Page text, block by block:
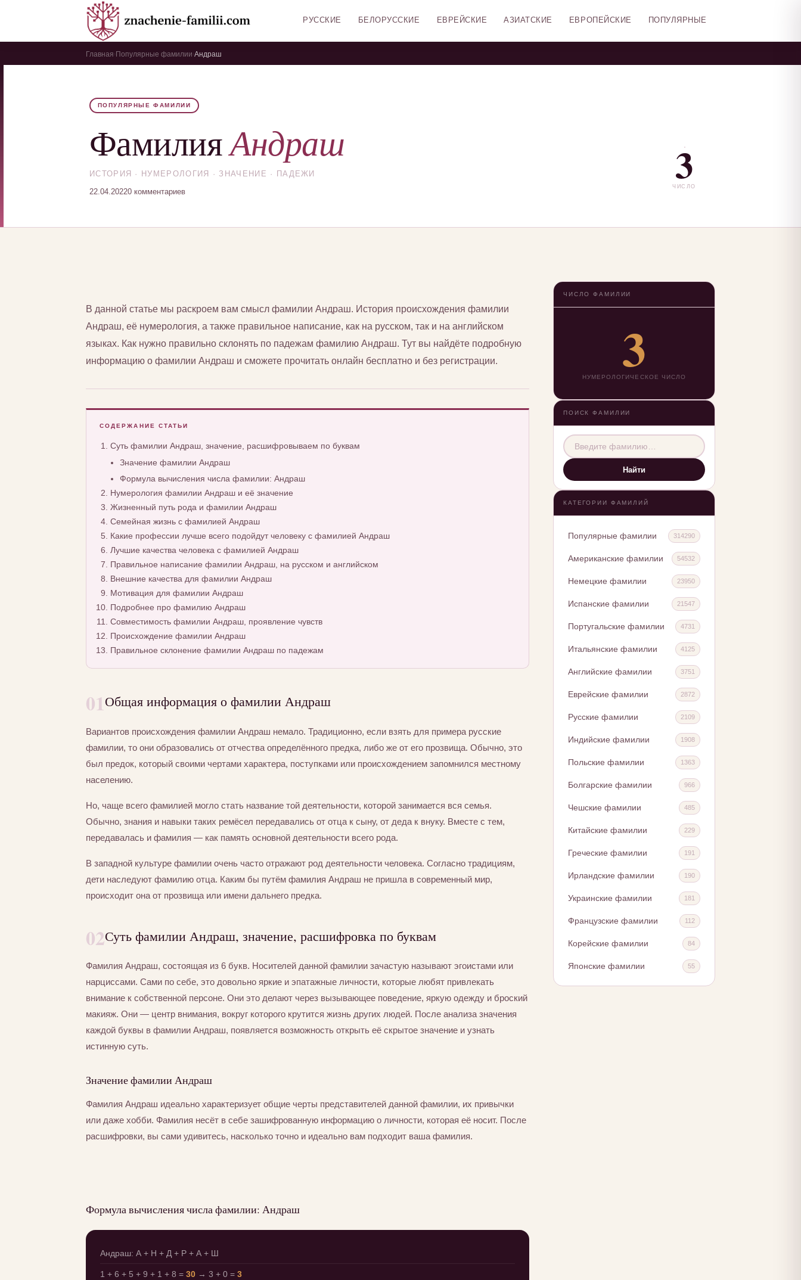
РУССКИЕ БЕЛОРУССКИЕ ЕВРЕЙСКИЕ АЗИАТСКИЕ ЕВРОПЕЙСКИЕ ПОПУЛЯРНЫЕ
Главная Популярные фамилии Андраш
ПОПУЛЯРНЫЕ ФАМИЛИИ
ФамилияАндраш
ИСТОРИЯ · НУМЕРОЛОГИЯ · ЗНАЧЕНИЕ · ПАДЕЖИ
22.04.20220 комментариев
3
ЧИСЛО
В данной статье мы раскроем вам смысл фамилии Андраш. История происхождения фамилии
Андраш, её нумерология, а также правильное написание, как на русском, так и на английском
языках. Как нужно правильно склонять по падежам фамилию Андраш. Тут вы найдёте подробную
информацию о фамилии Андраш и сможете прочитать онлайн бесплатно и без регистрации.
СОДЕРЖАНИЕ СТАТЬИ
Суть фамилии Андраш, значение, расшифровываем по буквам
Значение фамилии Андраш
Формула вычисления числа фамилии: Андраш
Нумерология фамилии Андраш и её значение
Жизненный путь рода и фамилии Андраш
Семейная жизнь с фамилией Андраш
Какие профессии лучше всего подойдут человеку с фамилией Андраш
Лучшие качества человека с фамилией Андраш
Правильное написание фамилии Андраш, на русском и английском
Внешние качества для фамилии Андраш
Мотивация для фамилии Андраш
Подробнее про фамилию Андраш
Совместимость фамилии Андраш, проявление чувств
Происхождение фамилии Андраш
Правильное склонение фамилии Андраш по падежам
01Общая информация о фамилии Андраш
Вариантов происхождения фамилии Андраш немало. Традиционно, если взять для примера русские
фамилии, то они образовались от отчества определённого предка, либо же от его прозвища. Обычно, это
был предок, который своими чертами характера, поступками или происхождением запомнился местному
населению.
Но, чаще всего фамилией могло стать название той деятельности, которой занимается вся семья.
Обычно, знания и навыки таких ремёсел передавались от отца к сыну, от деда к внуку. Вместе с тем,
передавалась и фамилия — как память основной деятельности всего рода.
В западной культуре фамилии очень часто отражают род деятельности человека. Согласно традициям,
дети наследуют фамилию отца. Каким бы путём фамилия Андраш не пришла в современный мир,
происходит она от прозвища или имени дальнего предка.
02Суть фамилии Андраш, значение, расшифровка по буквам
Фамилия Андраш, состоящая из 6 букв. Носителей данной фамилии зачастую называют эгоистами или
нарциссами. Сами по себе, это довольно яркие и эпатажные личности, которые любят привлекать
внимание к собственной персоне. Они это делают через вызывающее поведение, яркую одежду и броский
макияж. Они — центр внимания, вокруг которого крутится жизнь других людей. После анализа значения
каждой буквы в фамилии Андраш, появляется возможность открыть её скрытое значение и узнать
истинную суть.
Значение фамилии Андраш
Фамилия Андраш идеально характеризует общие черты представителей данной фамилии, их привычки
или даже хобби. Фамилия несёт в себе зашифрованную информацию о личности, которая её носит. После
расшифровки, вы сами удивитесь, насколько точно и идеально вам подходит ваша фамилия.
Формула вычисления числа фамилии: Андраш
Андраш: А + Н + Д + Р + А + Ш
1 + 6 + 5 + 9 + 1 + 8 = 30 → 3 + 0 = 3
ЧИСЛО ФАМИЛИИ
3
НУМЕРОЛОГИЧЕСКОЕ ЧИСЛО
ПОИСК ФАМИЛИИ
Найти
КАТЕГОРИИ ФАМИЛИЙ
Популярные фамилии 314290
Американские фамилии 54532
Немецкие фамилии 23950
Испанские фамилии 21547
Португальские фамилии 4731
Итальянские фамилии 4125
Английские фамилии 3751
Еврейские фамилии 2872
Русские фамилии 2109
Индийские фамилии 1908
Польские фамилии 1363
Болгарские фамилии 966
Чешские фамилии 485
Китайские фамилии 229
Греческие фамилии 191
Ирландские фамилии 190
Украинские фамилии 181
Французские фамилии 112
Корейские фамилии 84
Японские фамилии 55